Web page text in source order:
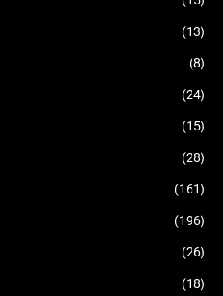
(13)
(8)
(24)
(15)
(28)
(161)
(196)
(26)
(18)